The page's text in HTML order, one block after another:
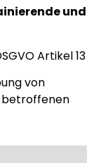
und
Artikel 13
von
betroffenen